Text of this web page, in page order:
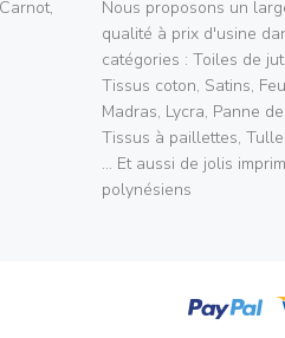
Nous proposons un
qualité à prix d'usine
catégories : Toiles de
Tissus coton, Satins,
Madras, Lycra, Panne
Tissus à paillettes,
... Et aussi de jolis
polynésiens